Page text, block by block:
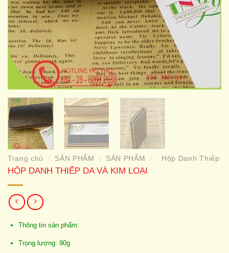
Trang chủ / SẢN PHẨM / SẢN PHẨM / . Hộp Danh Thiếp
HỘP DANH THIẾP DA VÀ KIM LOẠI
Thông tin sản phẩm:
Trọng lượng: 90g